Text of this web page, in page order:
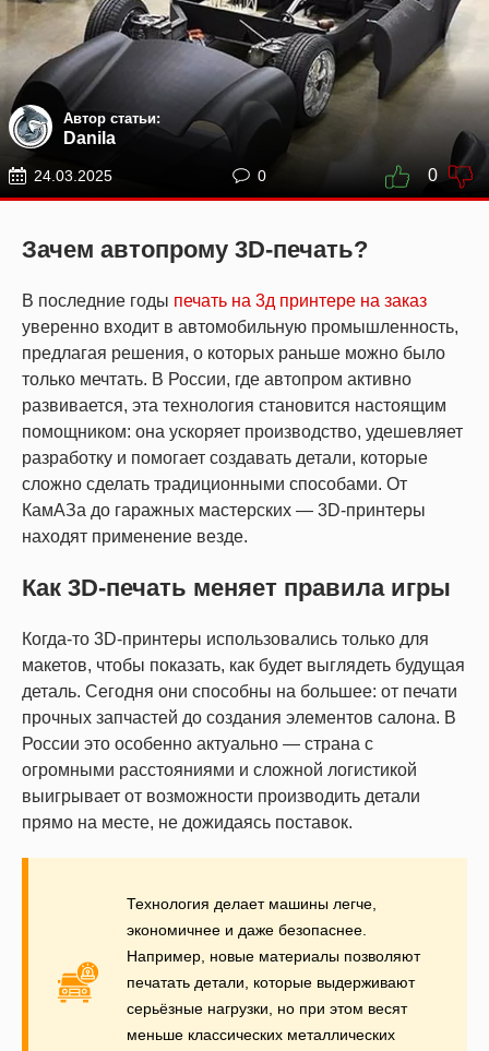
Автор статьи:
Danila
24.03.2025 0 0
Зачем автопрому 3D-печать?
В последние годы печать на 3д принтере на заказ
уверенно входит в автомобильную промышленность,
предлагая решения, о которых раньше можно было
только мечтать. В России, где автопром активно
развивается, эта технология становится настоящим
помощником: она ускоряет производство, удешевляет
разработку и помогает создавать детали, которые
сложно сделать традиционными способами. От
КамАЗа до гаражных мастерских — 3D-принтеры
находят применение везде.
Как 3D-печать меняет правила игры
Когда-то 3D-принтеры использовались только для
макетов, чтобы показать, как будет выглядеть будущая
деталь. Сегодня они способны на большее: от печати
прочных запчастей до создания элементов салона. В
России это особенно актуально — страна с
огромными расстояниями и сложной логистикой
выигрывает от возможности производить детали
прямо на месте, не дожидаясь поставок.
Технология делает машины легче,
экономичнее и даже безопаснее.
Например, новые материалы позволяют
печатать детали, которые выдерживают
серьёзные нагрузки, но при этом весят
меньше классических металлических